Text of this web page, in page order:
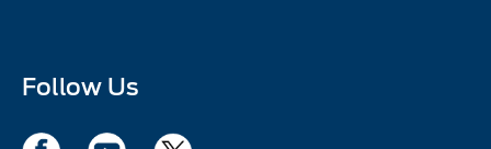
Follow Us